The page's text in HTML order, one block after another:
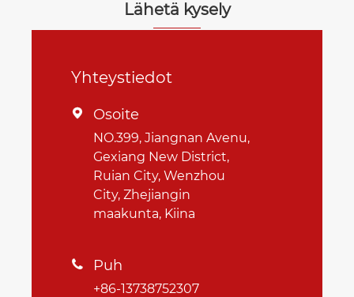
Lähetä kysely
Yhteystiedot
 Osoite
NO.399, Jiangnan Avenu,
Gexiang New District,
Ruian City, Wenzhou
City, Zhejiangin
maakunta, Kiina
 Puh
+86-13738752307